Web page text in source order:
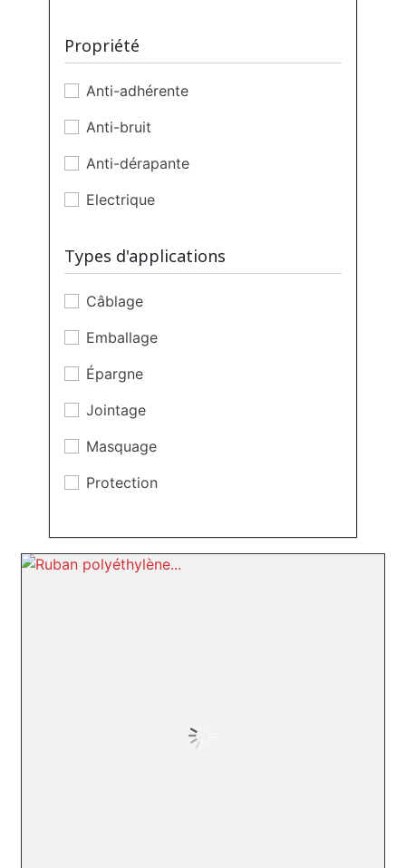
Chocs
Cisaillement
Flammes
Humidité
Solvants
Vibrations
Vieillissement
Propriété
Anti-adhérente
Anti-bruit
Anti-dérapante
Electrique
Types d'applications
Câblage
Emballage
Épargne
Jointage
Masquage
Protection
Revêtement